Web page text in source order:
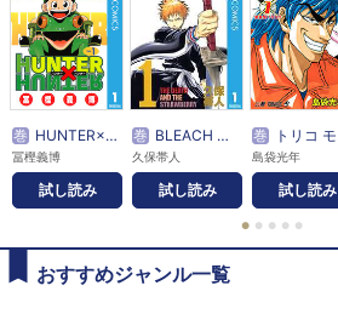
巻 HUNTER×HUNTER モノクロ版
冨樫義博
試し読み
巻 BLEACH モノクロ版
久保帯人
試し読み
巻 トリコ モノクロ版
島袋光年
試し読み
● ● ● ● ●
おすすめジャンル一覧